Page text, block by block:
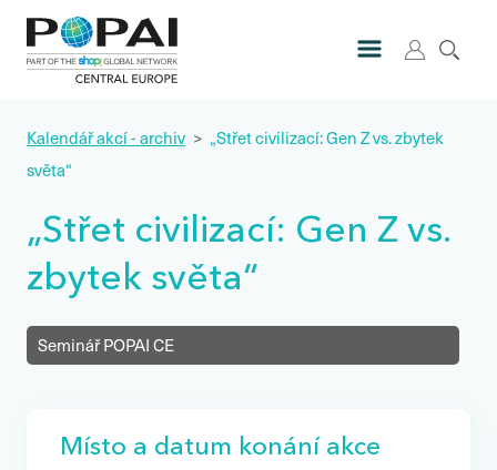
Kalendář akcí - archiv > „Střet civilizací: Gen Z vs. zbytek
světa“
„Střet civilizací: Gen Z vs.
zbytek světa“
Seminář POPAI CE
Místo a datum konání akce